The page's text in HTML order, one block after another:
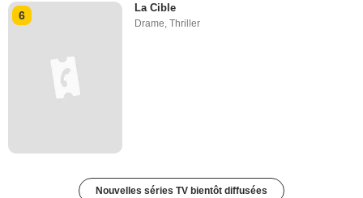
6
La Cible
Drame,Thriller
Nouvelles séries TV bientôt diffusées